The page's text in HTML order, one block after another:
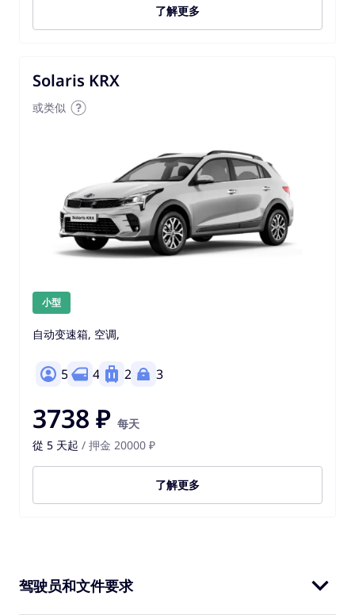
了解更多
Solaris KRX
或类似
小型
自动变速箱, 空调,
5 4 2 3
3738 ₽ 每天
從 5 天起 / 押金 20000 ₽
了解更多
驾驶员和文件要求